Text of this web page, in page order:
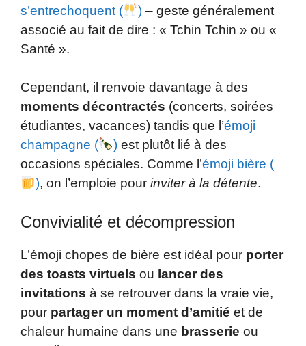
s’entrechoquent (
)– geste généralement
associé au fait de dire : « Tchin Tchin » ou «
Santé ».
Cependant, il renvoie davantage à des
moments décontractés (concerts, soirées
étudiantes, vacances) tandis que l’émoji
champagne (
)est plutôt lié à des
occasions spéciales. Comme l’émoji bière (
), on l’emploie pour inviter à la détente.
Convivialité et décompression
L’émoji chopes de bière est idéal pour porter
des toasts virtuels ou lancer des
invitations à se retrouver dans la vraie vie,
pour partager un moment d’amitié et de
chaleur humaine dans une brasserie ou